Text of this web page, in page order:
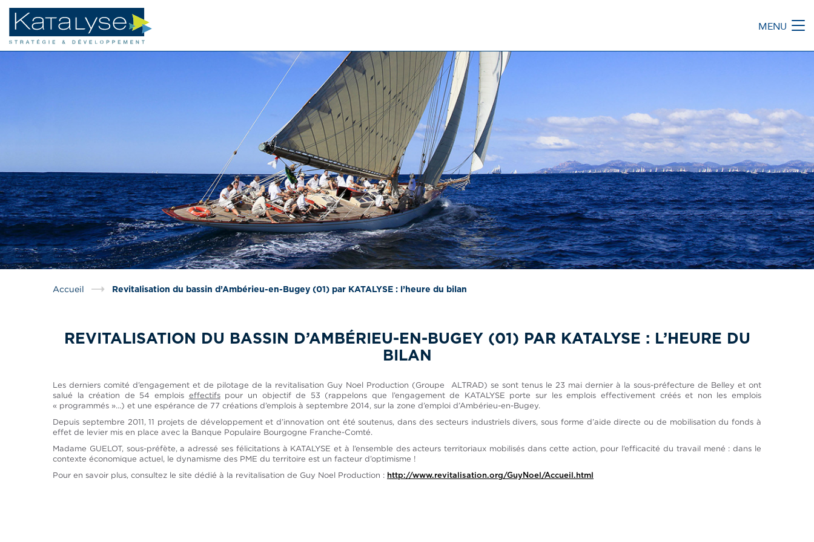
MENU
Accueil Revitalisation du bassin d’Ambérieu-en-Bugey (01) par KATALYSE : l’heure du bilan
REVITALISATION DU BASSIN D’AMBÉRIEU-EN-BUGEY (01) PAR KATALYSE : L’HEURE DU
BILAN
Les derniers comité d’engagement et de pilotage de la revitalisation Guy Noel Production (Groupe ALTRAD) se sont tenus le 23 mai dernier à la sous-préfecture de Belley et ont
salué la création de 54 emplois effectifspour un objectif de 53 (rappelons que l’engagement de KATALYSE porte sur les emplois effectivement créés et non les emplois
« programmés »…) et une espérance de 77 créations d’emplois à septembre 2014, sur la zone d’emploi d’Ambérieu-en-Bugey.
Depuis septembre 2011, 11 projets de développement et d’innovation ont été soutenus, dans des secteurs industriels divers, sous forme d’aide directe ou de mobilisation du fonds à
effet de levier mis en place avec la Banque Populaire Bourgogne Franche-Comté.
Madame GUELOT, sous-préfète, a adressé ses félicitations à KATALYSE et à l’ensemble des acteurs territoriaux mobilisés dans cette action, pour l’efficacité du travail mené : dans le
contexte économique actuel, le dynamisme des PME du territoire est un facteur d’optimisme !
Pour en savoir plus, consultez le site dédié à la revitalisation de Guy Noel Production : http://www.revitalisation.org/GuyNoel/Accueil.html